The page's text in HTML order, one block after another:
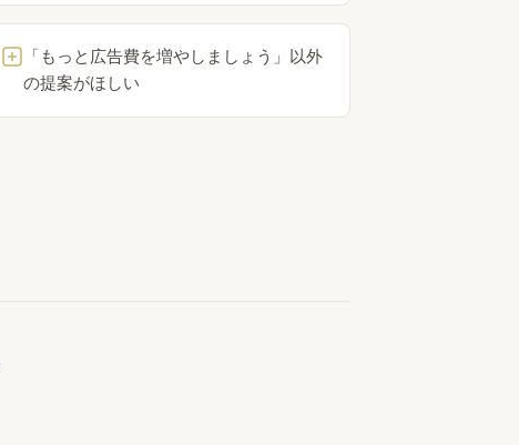
「もっと広告費を増やしましょう」以外
の提案がほしい